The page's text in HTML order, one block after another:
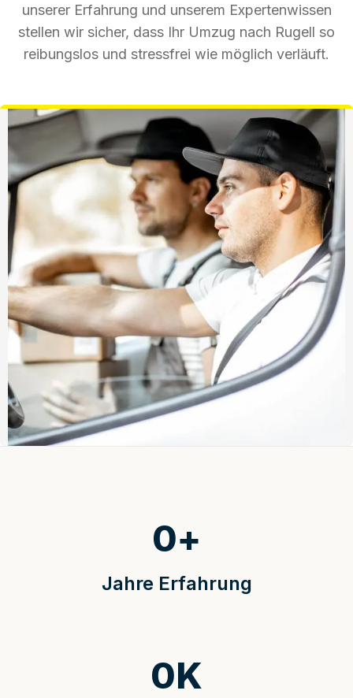
unserer Erfahrung und unserem Expertenwissen
stellen wir sicher, dass Ihr Umzug nach Rugell so
reibungslos und stressfrei wie möglich verläuft.
Jahre Erfahrung
0+
0K